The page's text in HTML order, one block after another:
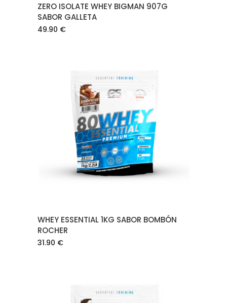
ZERO ISOLATE WHEY BIGMAN 907G
SABOR GALLETA
49.90 €
AÑADIR AL CARRITO
WHEY ESSENTIAL 1KG SABOR BOMBÓN
ROCHER
31.90 €